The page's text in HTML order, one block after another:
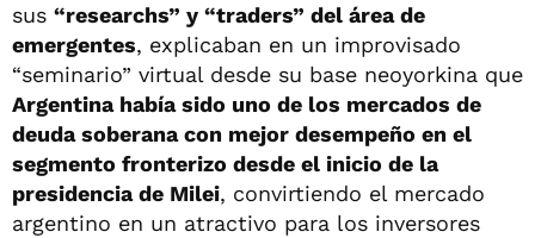
sus “researchs” y “traders” del área de
emergentes, explicaban en un improvisado
“seminario” virtual desde su base neoyorkina que
Argentina había sido uno de los mercados de
deuda soberana con mejor desempeño en el
segmento fronterizo desde el inicio de la
presidencia de Milei, convirtiendo el mercado
argentino en un atractivo para los inversores